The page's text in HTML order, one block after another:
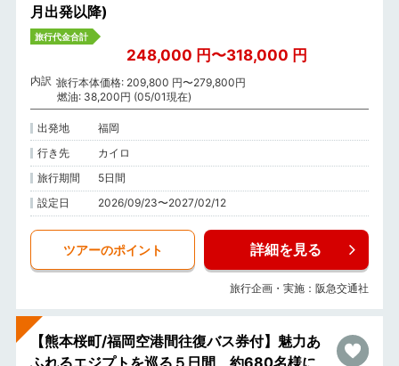
月出発以降)
旅行代金合計
248,000 円〜318,000 円
内訳 旅行本体価格: 209,800 円〜279,800円
燃油: 38,200円 (05/01現在)
出発地
福岡
行き先
カイロ
旅行期間
5日間
設定日
2026/09/23〜2027/02/12
ツアーのポイント 詳細を見る
旅行企画・実施：阪急交通社
【熊本桜町/福岡空港間往復バス券付】魅力あ